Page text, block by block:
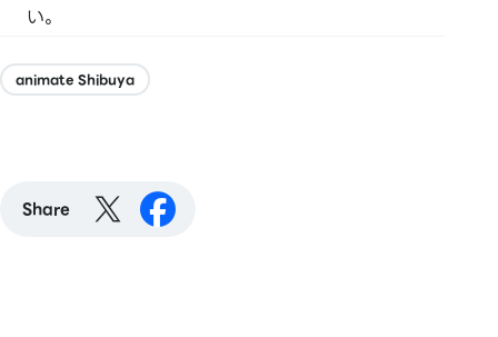
い。
animate Shibuya
Share